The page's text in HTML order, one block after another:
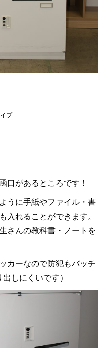
プ
口があるところです！
うに手紙やファイル・書
入れることができます。
さんの教科書・ノートを
カーなので防犯もバッチ
しにくいです）